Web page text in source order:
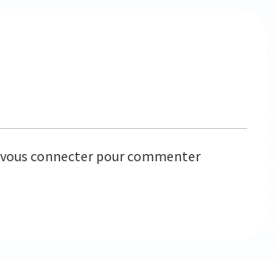
connecter pour commenter